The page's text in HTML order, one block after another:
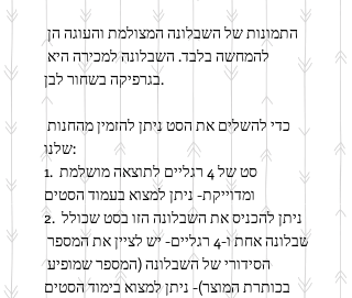
בגרפיקה בשחור לבן.
שלנו:
1. סט של 4 רגליים לתוצאה מושלמת
ומדוייקת- ניתן למצוא בעמוד הסטים
2. ניתן להכניס את השבלונה הזו בסט שכולל
הסידורי של השבלונה (המספר שמופיע
בכותרת המוצר)- ניתן למצוא בימוד הסטים